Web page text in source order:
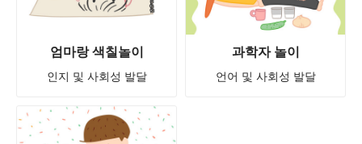
엄마랑 색칠놀이
인지 및 사회성 발달
과학자 놀이
언어 및 사회성 발달